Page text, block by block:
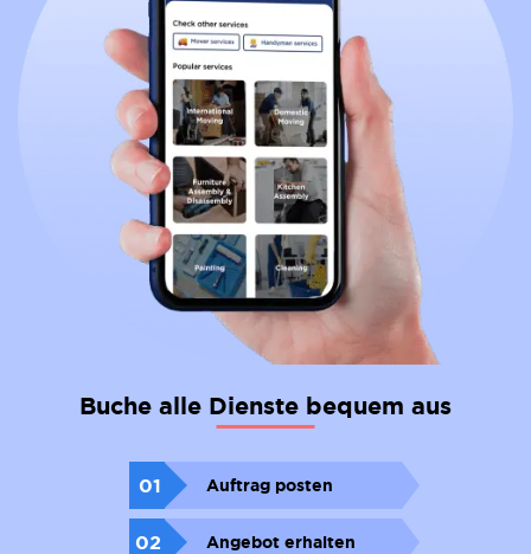
Buche alle Dienste bequem aus
01 Auftrag posten
02 Angebot erhalten